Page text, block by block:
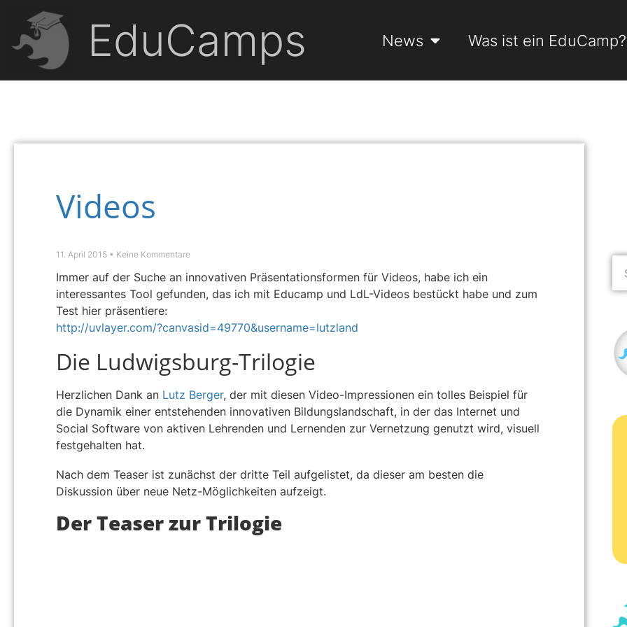
EduCamps News Was ist ein EduCamp?
Videos
11. April 2015 Keine Kommentare
Immer auf der Suche an innovativen Präsentationsformen für Videos, habe ich ein
interessantes Tool gefunden, das ich mit Educamp und LdL-Videos bestückt habe und zum
Test hier präsentiere:
http://uvlayer.com/?canvasid=49770&username=lutzland
Die Ludwigsburg-Trilogie
Herzlichen Dank an Lutz Berger, der mit diesen Video-Impressionen ein tolles Beispiel für
die Dynamik einer entstehenden innovativen Bildungslandschaft, in der das Internet und
Social Software von aktiven Lehrenden und Lernenden zur Vernetzung genutzt wird, visuell
festgehalten hat.
Nach dem Teaser ist zunächst der dritte Teil aufgelistet, da dieser am besten die
Diskussion über neue Netz-Möglichkeiten aufzeigt.
Der Teaser zur Trilogie